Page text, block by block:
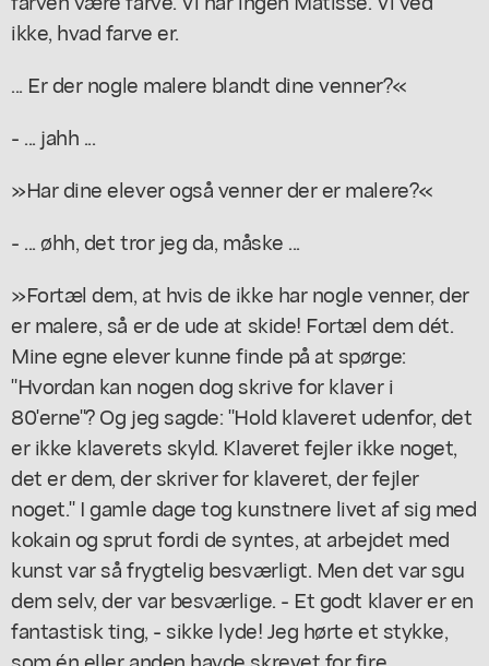
ikke, hvad farve er.
... Er der nogle malere blandt dine venner?«
- ... jahh ...
»Har dine elever også venner der er malere?«
- ... øhh, det tror jeg da, måske ...
»Fortæl dem, at hvis de ikke har nogle venner, der
er malere, så er de ude at skide! Fortæl dem dét.
Mine egne elever kunne finde på at spørge:
"Hvordan kan nogen dog skrive for klaver i
80'erne"? Og jeg sagde: "Hold klaveret udenfor, det
er ikke klaverets skyld. Klaveret fejler ikke noget,
det er dem, der skriver for klaveret, der fejler
noget." I gamle dage tog kunstnere livet af sig med
kokain og sprut fordi de syntes, at arbejdet med
kunst var så frygtelig besværligt. Men det var sgu
dem selv, der var besværlige. - Et godt klaver er en
fantastisk ting, - sikke lyde! Jeg hørte et stykke,
som én eller anden havde skrevet for fire